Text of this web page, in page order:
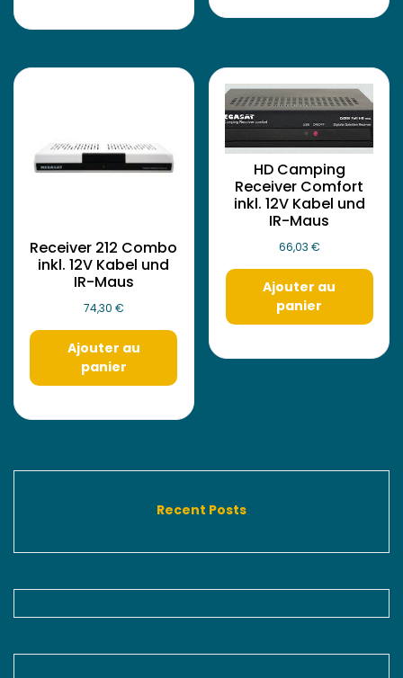
Receiver 212 Combo
inkl. 12V Kabel und
IR-Maus
74,30 €
Ajouter au
panier
HD Camping
Receiver Comfort
inkl. 12V Kabel und
IR-Maus
66,03 €
Ajouter au
panier
Recent Posts